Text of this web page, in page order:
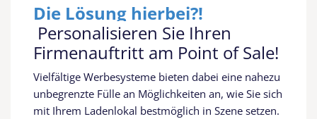
Die Lösung hierbei?!
Personalisieren Sie Ihren
Firmenauftritt am Point of Sale!
Vielfältige Werbesysteme bieten dabei eine nahezu
unbegrenzte Fülle an Möglichkeiten an, wie Sie sich
mit Ihrem Ladenlokal bestmöglich in Szene setzen.